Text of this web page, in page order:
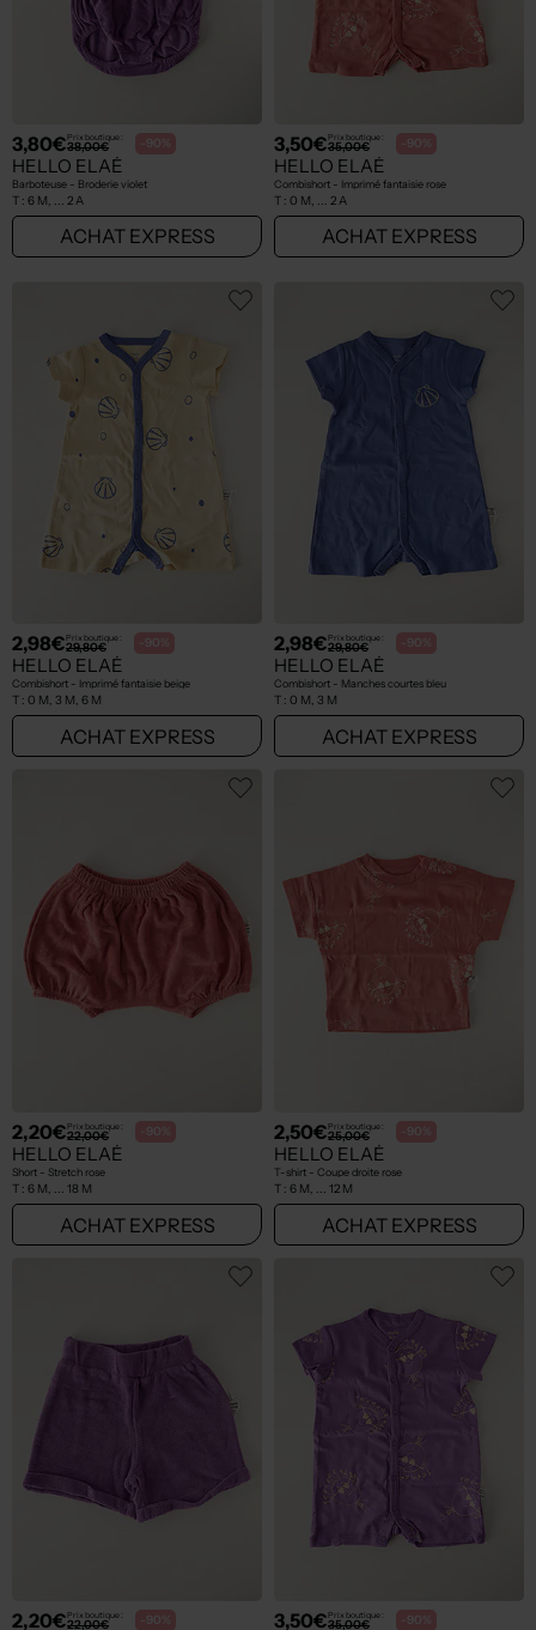
3,80€Prix boutique :
38,00€ -90%
HELLO ELAÉ
Barboteuse - Broderie violet
T : 6 M, ... 2 A
ACHAT EXPRESS
3,50€Prix boutique :
35,00€ -90%
HELLO ELAÉ
Combishort - Imprimé fantaisie rose
T : 0 M, ... 2 A
ACHAT EXPRESS
2,98€Prix boutique :
29,80€ -90%
HELLO ELAÉ
Combishort - Imprimé fantaisie beige
T : 0 M, 3 M, 6 M
ACHAT EXPRESS
2,98€Prix boutique :
29,80€ -90%
HELLO ELAÉ
Combishort - Manches courtes bleu
T : 0 M, 3 M
ACHAT EXPRESS
2,20€Prix boutique :
22,00€ -90%
HELLO ELAÉ
Short - Stretch rose
T : 6 M, ... 18 M
ACHAT EXPRESS
2,50€Prix boutique :
25,00€ -90%
HELLO ELAÉ
T-shirt - Coupe droite rose
T : 6 M, ... 12 M
ACHAT EXPRESS
2,20€Prix boutique :
22,00€ -90% 3,50€Prix boutique :
35,00€ -90%